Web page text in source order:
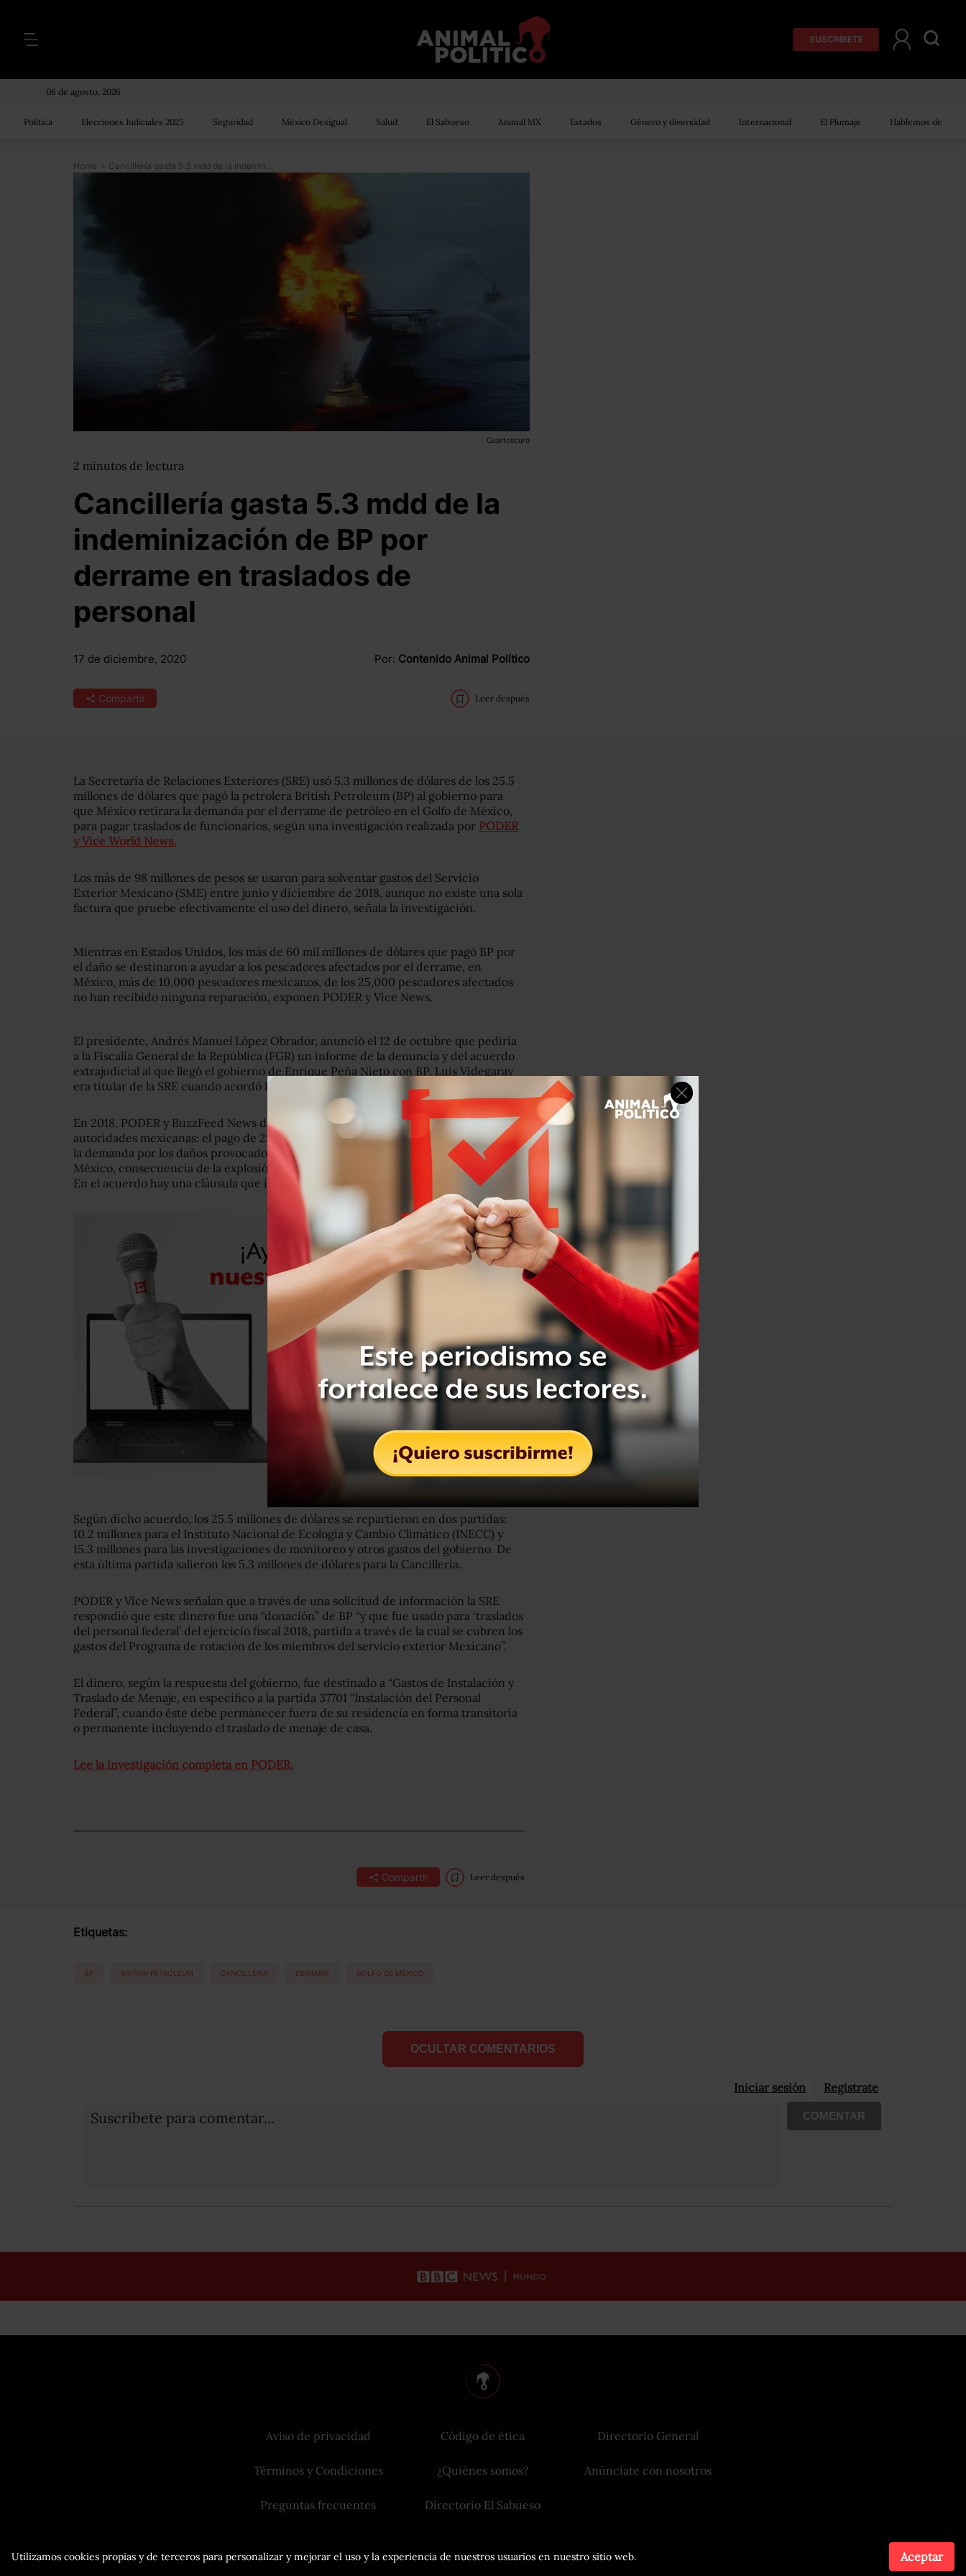
SUSCRÍBETE
06 de agosto, 2026
Política Elecciones Judiciales 2025 Seguridad México Desigual Salud El Sabueso Animal MX Estados Género y diversidad Internacional El Plumaje Hablemos de
Home > Cancillería gasta 5.3 mdd de la indeminización de BP por derrame en traslados de personal
Cuartoscuro
2 minutos de lectura
Cancillería gasta 5.3 mdd de la
indeminización de BP por
derrame en traslados de
personal
17 de diciembre, 2020 Por: Contenido Animal Político
Compartir Leer después
La Secretaría de Relaciones Exteriores (SRE) usó 5.3 millones de dólares de los 25.5
millones de dólares que pagó la petrolera British Petroleum (BP) al gobierno para
que México retirara la demanda por el derrame de petróleo en el Golfo de México,
para pagar traslados de funcionarios, según una investigación realizada por PODER
y Vice World News.
Los más de 98 millones de pesos se usaron para solventar gastos del Servicio
Exterior Mexicano (SME) entre junio y diciembre de 2018, aunque no existe una sola
factura que pruebe efectivamente el uso del dinero, señala la investigación.
Mientras en Estados Unidos, los más de 60 mil millones de dólares que pagó BP por
el daño se destinaron a ayudar a los pescadores afectados por el derrame, en
México, más de 10,000 pescadores mexicanos, de los 25,000 pescadores afectados
no han recibido ninguna reparación, exponen PODER y Vice News.
El presidente, Andrés Manuel López Obrador, anunció el 12 de octubre que pediría
a la Fiscalía General de la República (FGR) un informe de la denuncia y del acuerdo
extrajudicial al que llegó el gobierno de Enrique Peña Nieto con BP. Luis Videgaray
era titular de la SRE cuando acordó la compensación.
En 2018, PODER y BuzzFeed News dieron a conocer el acuerdo al que llegaron BP y
autoridades mexicanas: el pago de 25.5 millones de dólares para que México retirara
la demanda por los daños provocados por el derrame de petróleo en el Golfo de
México, consecuencia de la explosión de la plataforma Deepwater Horizon en 2010.
En el acuerdo hay una cláusula que impide a México reabrir el caso legalmente.
Según dicho acuerdo, los 25.5 millones de dólares se repartieron en dos partidas:
10.2 millones para el Instituto Nacional de Ecología y Cambio Climático (INECC) y
15.3 millones para las investigaciones de monitoreo y otros gastos del gobierno. De
esta última partida salieron los 5.3 millones de dólares para la Cancillería.
PODER y Vice News señalan que a través de una solicitud de información la SRE
respondió que este dinero fue una “donación” de BP “y que fue usado para ‘traslados
del personal federal’ del ejercicio fiscal 2018, partida a través de la cual se cubren los
gastos del Programa de rotación de los miembros del servicio exterior Mexicano”.
El dinero, según la respuesta del gobierno, fue destinado a “Gastos de Instalación y
Traslado de Menaje, en específico a la partida 37701 “Instalación del Personal
Federal”, cuando éste debe permanecer fuera de su residencia en forma transitoria
o permanente incluyendo el traslado de menaje de casa.
Lee la investigación completa en PODER.
Compartir Leer después
Etiquetas:
BP BRITISH PETROLEUM CANCILLERÍA DERRAME GOLFO DE MÉXICO
OCULTAR COMENTARIOS
Iniciar sesión Registrate
Suscribete para comentar... COMENTAR
Utilizamos cookies propias y de terceros para personalizar y mejorar el uso y la experiencia de nuestros usuarios en nuestro sitio web. Aceptar
Aviso de privacidad
Términos y Condiciones
Preguntas frecuentes
Código de ética
¿Quiénes somos?
Directorio El Sabueso
Directorio General
Anúnciate con nosotros